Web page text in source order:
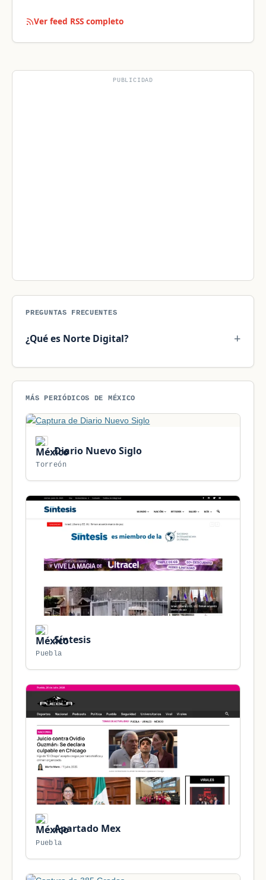
Ver feed RSS completo
PUBLICIDAD
PREGUNTAS FRECUENTES
¿Qué es Norte Digital?
MÁS PERIÓDICOS DE MÉXICO
Diario Nuevo Siglo
Torreón
Síntesis
Puebla
Apartado Mex
Puebla